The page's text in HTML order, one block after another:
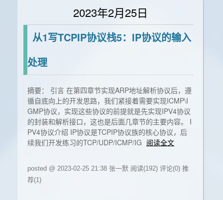
2023年2月25日
从1写TCPIP协议栈5：IP协议的输入
处理
摘要： 引言 在第四章节实现ARP地址解析协议后，遵
循自底向上的开发思路，我们紧接着需要实现ICMP\I
GMP协议，实现这些协议的前提就是先实现IPV4协议
的封装和解析接口，这也是后面几章节的主要内容。 I
PV4协议介绍 IP协议是TCPIP协议族的核心协议，后
续我们开发练习的TCP/UDP/ICMP/IG 阅读全文
posted @ 2023-02-25 21:38 张一默 阅读(192) 评论(0) 推
荐(1)